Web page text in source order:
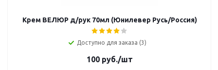
Крем ВЕЛЮР д/рук 70мл (Юнилевер Русь/Россия)
Доступно для заказа (3)
100руб./шт